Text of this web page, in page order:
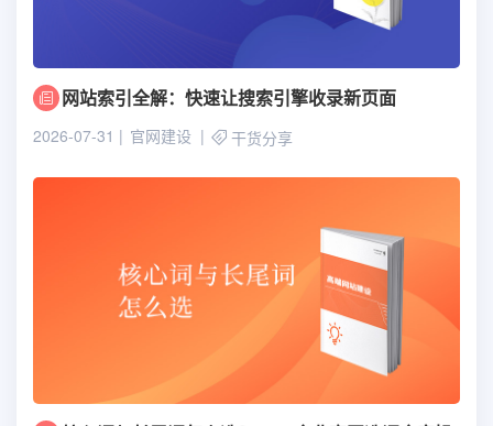
网站索引全解：快速让搜索引擎收录新页面
2026-07-31 官网建设 干货分享